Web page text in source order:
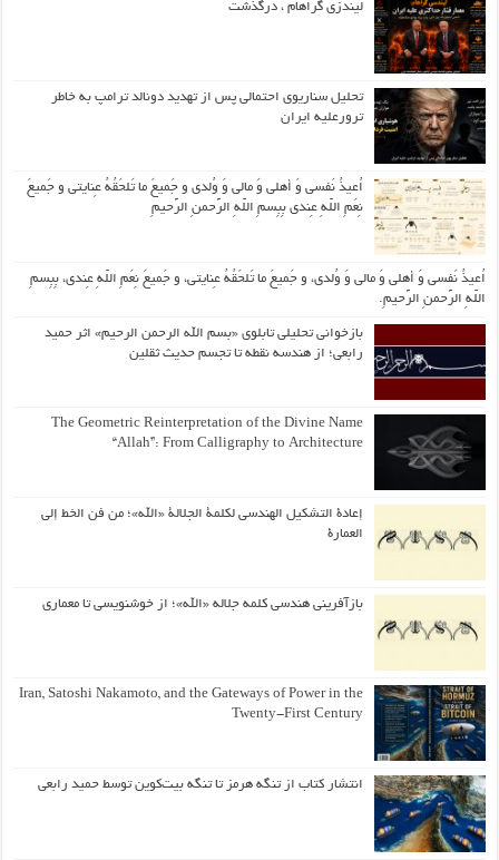
لیندزی گراهام ، درگذشت
تحلیل سناریوی احتمالی پس از تهدید دونالد ترامپ به خاطر
ترورعلیه ایران
اُعیذُ نَفسی وَ أهلی وَ مالی وَ وُلدی و جَمیعَ ما تَلحَقُهُ عِنایتی و جَمیعَ
نِعَمِ اللّهِ عِندی بِبِسمِ اللّهِ الرَّحمنِ الرَّحیمِ
اُعیذُ نَفسی وَ أهلی وَ مالی وَ وُلدی، و جَمیعَ ما تَلحَقُهُ عِنایتی، و جَمیعَ نِعَمِ اللّهِ عِندی، بِبِسمِ
اللّهِ الرَّحمنِ الرَّحیمِ.
بازخوانی تحلیلی تابلوی «بسم الله الرحمن الرحیم» اثر حمید
رابعی؛ از هندسه نقطه تا تجسم حدیث ثقلین
The Geometric Reinterpretation of the Divine Name
“Allah”: From Calligraphy to Architecture
إعادة التشكيل الهندسي لكلمة الجلالة «الله»؛ من فن الخط إلى
العمارة
بازآفرینی هندسی کلمه جلاله «الله»؛ از خوشنویسی تا معماری
Iran, Satoshi Nakamoto, and the Gateways of Power in the
Twenty-First Century
انتشار کتاب از تنگه هرمز تا تنگه بیت‌کوین توسط حمید رابعی